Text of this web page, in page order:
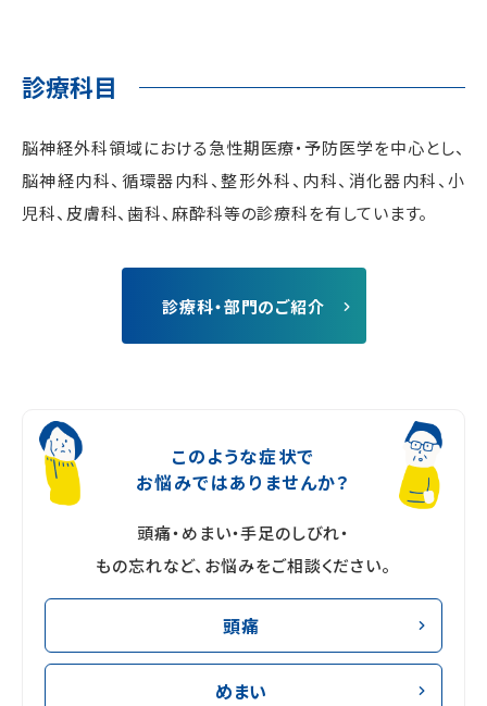
診療科⽬
脳神経外科領域における急性期医療‧予防医学を中⼼とし、
脳神経内科、循環器内科、整形外科、内科、消化器内科、小
児科、皮膚科、歯科、⿇酔科等の診療科を有しています。
診療科・部門のご紹介
このような症状で
お悩みではありませんか？
頭痛・めまい・手足のしびれ・
もの忘れなど、 お悩みをご相談ください。
頭痛
めまい